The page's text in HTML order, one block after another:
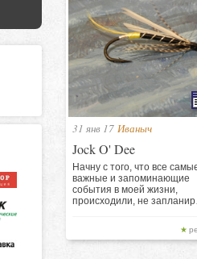
31 янв 17 Иваныч
Jock O' Dee
Начну с того, что все
важные и запоминающие
события в моей жизни,
происходили, не